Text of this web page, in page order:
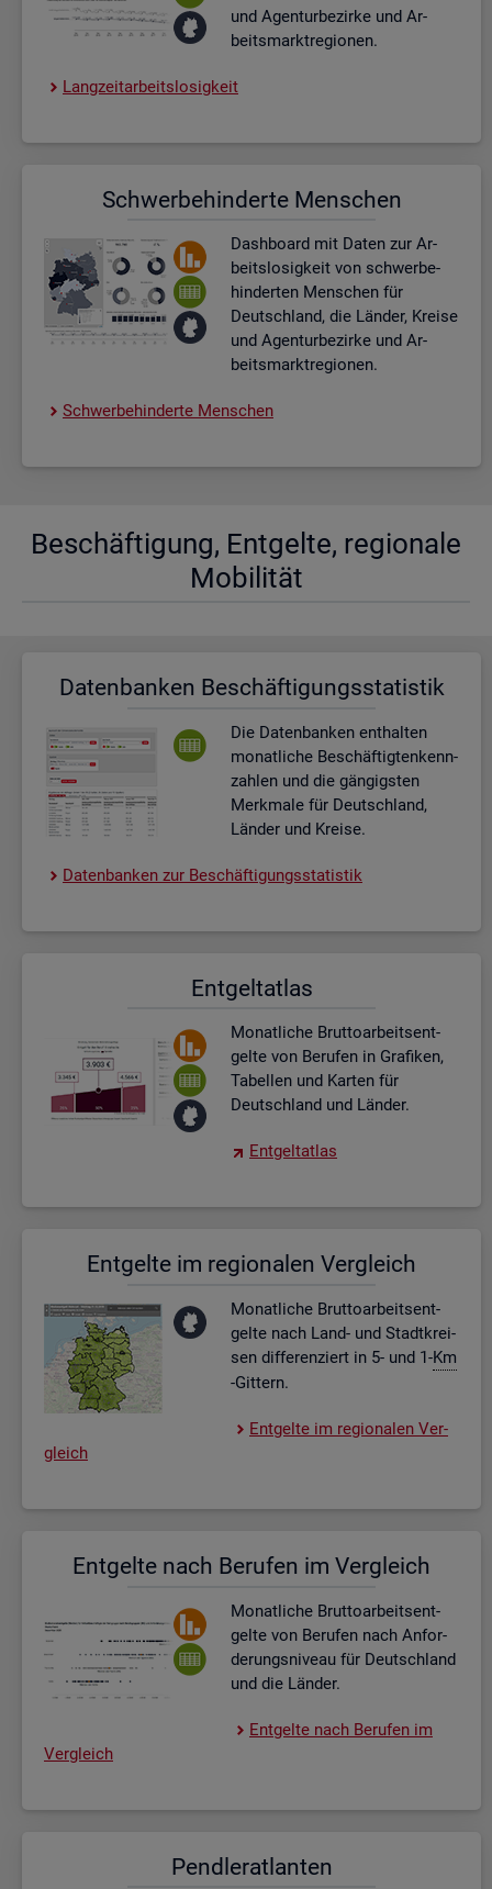
und Agen­tur­be­zir­ke und Ar­
beits­markt­re­gio­nen.
Lang­zeit­ar­beits­lo­sig­keit
Schwer­be­hin­der­te Men­schen
Dash­board mit Daten zur Ar­
beits­lo­sig­keit von schwer­be­
hin­der­ten Men­schen für
Deutsch­land, die Län­der, Krei­se
und Agen­tur­be­zir­ke und Ar­
beits­markt­re­gio­nen.
Schwer­be­hin­der­te Men­schen
Be­schäf­ti­gung, Ent­gel­te, re­gio­na­le
Mo­bi­li­tät
Da­ten­ban­ken Be­schäf­ti­gungs­sta­tis­tik
Die Da­ten­ban­ken ent­hal­ten
mo­nat­li­che Be­schäf­tig­ten­kenn­
zah­len und die gän­gigs­ten
Merk­ma­le für Deutsch­land,
Län­der und Krei­se.
Da­ten­ban­ken zur Be­schäf­ti­gungs­sta­tis­tik
Ent­gel­t­at­las
Mo­nat­li­che Brut­to­ar­beits­ent­
gel­te von Be­ru­fen in Gra­fi­ken,
Ta­bel­len und Kar­ten für
Deutsch­land und Län­der.
Ent­gel­t­at­las
Ent­gel­te im re­gio­na­len Ver­gleich
Mo­nat­li­che Brut­to­ar­beits­ent­
gel­te nach Land- und Stadt­krei­
sen dif­fe­ren­ziert in 5- und 1-Km
-Git­tern.
Ent­gel­te im re­gio­na­len Ver­
gleich
Ent­gel­te nach Be­ru­fen im Ver­gleich
Mo­nat­li­che Brut­to­ar­beits­ent­
gel­te von Be­ru­fen nach An­for­
de­rungs­ni­veau für Deutsch­land
und die Län­der.
Ent­gel­te nach Be­ru­fen im
Ver­gleich
Pend­ler­at­lan­ten